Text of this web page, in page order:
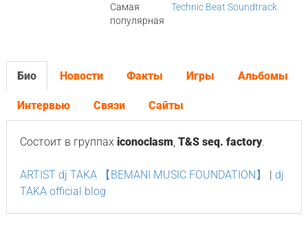
Самая
популярная
Technic Beat Soundtrack
Био Новости Факты Игры Альбомы
Интервью Связи Сайты
Состоит в группах iconoclasm, T&S seq. factory.
ARTIST dj TAKA 【BEMANI MUSIC FOUNDATION】 | dj
TAKA official blog